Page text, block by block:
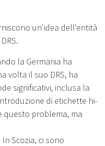
un'idea dell'entità
la Germania ha
volta il suo DRS, ha
significativi, inclusa la
di etichette hi-
questo problema, ma
In Scozia, ci sono